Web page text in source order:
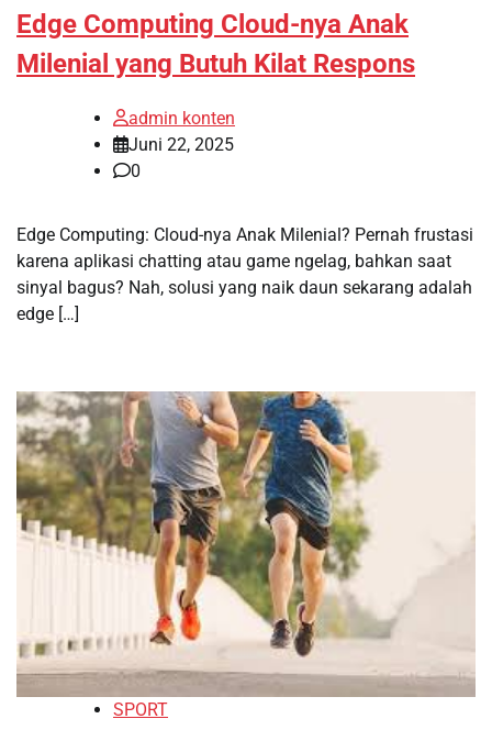
Edge Computing Cloud-nya Anak
Milenial yang Butuh Kilat Respons
admin konten
Juni 22, 2025
0
Edge Computing: Cloud-nya Anak Milenial? Pernah frustasi
karena aplikasi chatting atau game ngelag, bahkan saat
sinyal bagus? Nah, solusi yang naik daun sekarang adalah
edge […]
SPORT